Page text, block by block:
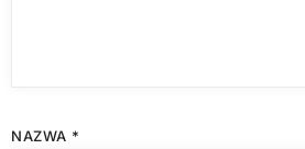
NAZWA *